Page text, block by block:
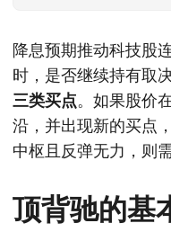
降息预期推动科技股
时，是否继续持有取
三类买点。如果股价
沿，并出现新的买点
中枢且反弹无力，则
顶背驰的基